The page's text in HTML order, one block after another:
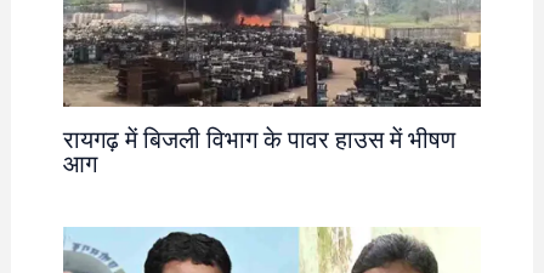
रायगढ़ में बिजली विभाग के पावर हाउस में भीषण
आग